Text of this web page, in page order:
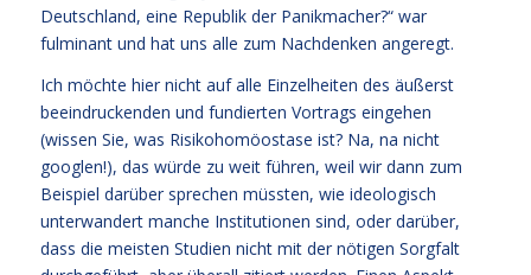
Deutschland, eine Republik der Panikmacher?“ war
fulminant und hat uns alle zum Nachdenken angeregt.
Ich möchte hier nicht auf alle Einzelheiten des äußerst
beeindruckenden und fundierten Vortrags eingehen
(wissen Sie, was Risikohomöostase ist? Na, na nicht
googlen!), das würde zu weit führen, weil wir dann zum
Beispiel darüber sprechen müssten, wie ideologisch
unterwandert manche Institutionen sind, oder darüber,
dass die meisten Studien nicht mit der nötigen Sorgfalt